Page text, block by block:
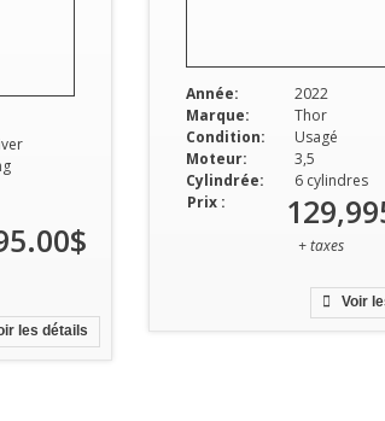
les détails
Année:
2022
Marque:
Thor
Condition:
Usagé
Moteur:
3,5
Cylindrée:
6 cylindres
Voir
Prix :
+ taxes